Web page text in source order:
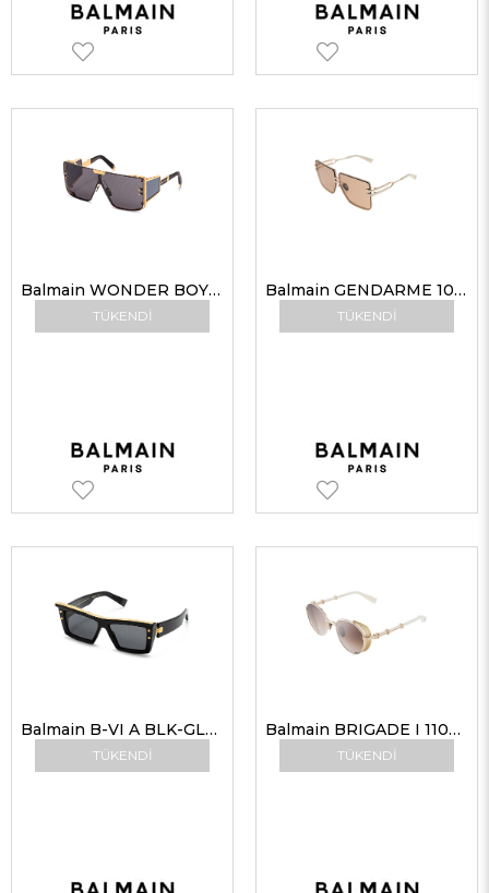
TÜKENDI
Balmain WONDER BOY 102L MONOGRAM BLK-GLD 146-145 Unisex Güneş Gözlükleri
TÜKENDI
Balmain GENDARME 109C GLD-BNE 66-10 Kadın Güneş Gözlükleri
TÜKENDI
Balmain B-VI A BLK-GLD 54-15 Unisex Güneş Gözlükleri
TÜKENDI
Balmain BRIGADE I 110C GLD-BNE 52-20 Unisex Güneş Gözlükleri